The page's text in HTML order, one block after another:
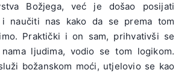
Božjega, već je došao posijati
i naučiti nas kako da se prema tom
Praktički i on sam, prihvativši se
ljudima, vodio se tom logikom.
božanskom moći, utjelovio se kao